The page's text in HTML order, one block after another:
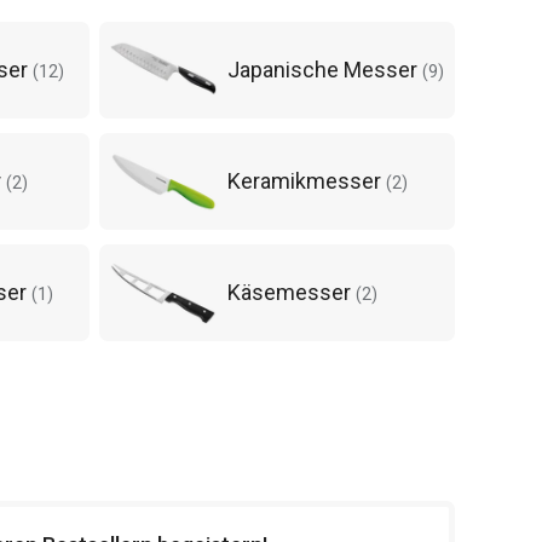
(12) Japanische Messer (9)
(2) Keramikmesser (2)
(1) Käsemesser (2)